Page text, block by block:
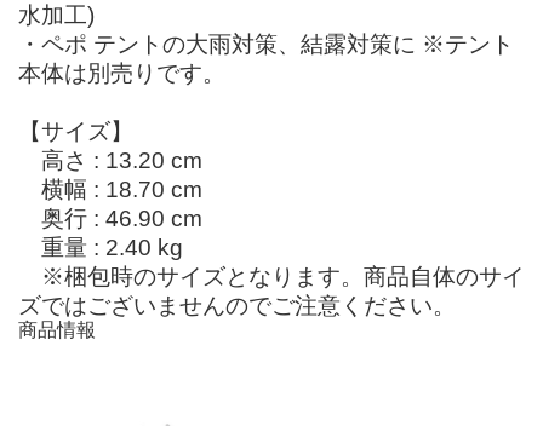
水加工)
・ペポ テントの大雨対策、結露対策に ※テント
本体は別売りです。
【サイズ】
高さ : 13.20 cm
横幅 : 18.70 cm
奥行 : 46.90 cm
重量 : 2.40 kg
※梱包時のサイズとなります。商品自体のサイ
ズではございませんのでご注意ください。
商品情報